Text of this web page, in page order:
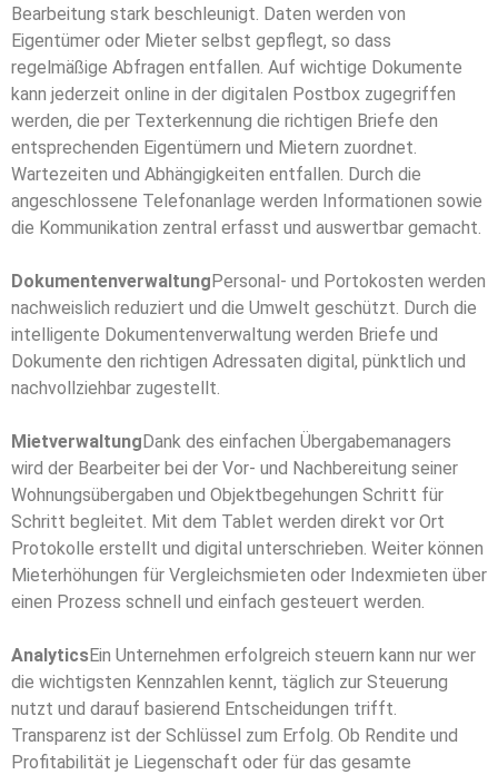
Bearbeitung stark beschleunigt. Daten werden von
Eigentümer oder Mieter selbst gepflegt, so dass
regelmäßige Abfragen entfallen. Auf wichtige Dokumente
kann jederzeit online in der digitalen Postbox zugegriffen
werden, die per Texterkennung die richtigen Briefe den
entsprechenden Eigentümern und Mietern zuordnet.
Wartezeiten und Abhängigkeiten entfallen. Durch die
angeschlossene Telefonanlage werden Informationen sowie
die Kommunikation zentral erfasst und auswertbar gemacht.
Dokumentenverwaltung Personal- und Portokosten werden
nachweislich reduziert und die Umwelt geschützt. Durch die
intelligente Dokumentenverwaltung werden Briefe und
Dokumente den richtigen Adressaten digital, pünktlich und
nachvollziehbar zugestellt.
Mietverwaltung Dank des einfachen Übergabemanagers
wird der Bearbeiter bei der Vor- und Nachbereitung seiner
Wohnungsübergaben und Objektbegehungen Schritt für
Schritt begleitet. Mit dem Tablet werden direkt vor Ort
Protokolle erstellt und digital unterschrieben. Weiter können
Mieterhöhungen für Vergleichsmieten oder Indexmieten über
einen Prozess schnell und einfach gesteuert werden.
AnalyticsEin Unternehmen erfolgreich steuern kann nur wer
die wichtigsten Kennzahlen kennt, täglich zur Steuerung
nutzt und darauf basierend Entscheidungen trifft.
Transparenz ist der Schlüssel zum Erfolg. Ob Rendite und
Profitabilität je Liegenschaft oder für das gesamte